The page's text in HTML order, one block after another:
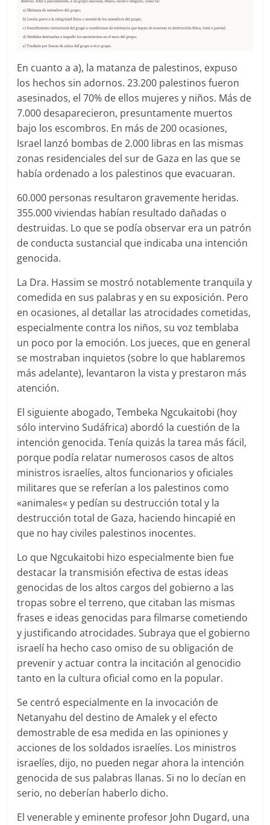
En cuanto a a), la matanza de palestinos, expuso
los hechos sin adornos. 23.200 palestinos fueron
asesinados, el 70% de ellos mujeres y niños. Más de
7.000 desaparecieron, presuntamente muertos
bajo los escombros. En más de 200 ocasiones,
Israel lanzó bombas de 2.000 libras en las mismas
zonas residenciales del sur de Gaza en las que se
había ordenado a los palestinos que evacuaran.
60.000 personas resultaron gravemente heridas.
355.000 viviendas habían resultado dañadas o
destruidas. Lo que se podía observar era un patrón
de conducta sustancial que indicaba una intención
genocida.
La Dra. Hassim se mostró notablemente tranquila y
comedida en sus palabras y en su exposición. Pero
en ocasiones, al detallar las atrocidades cometidas,
especialmente contra los niños, su voz temblaba
un poco por la emoción. Los jueces, que en general
se mostraban inquietos (sobre lo que hablaremos
más adelante), levantaron la vista y prestaron más
atención.
El siguiente abogado, Tembeka Ngcukaitobi (hoy
sólo intervino Sudáfrica) abordó la cuestión de la
intención genocida. Tenía quizás la tarea más fácil,
porque podía relatar numerosos casos de altos
ministros israelíes, altos funcionarios y oficiales
militares que se referían a los palestinos como
«animales« y pedían su destrucción total y la
destrucción total de Gaza, haciendo hincapié en
que no hay civiles palestinos inocentes.
Lo que Ngcukaitobi hizo especialmente bien fue
destacar la transmisión efectiva de estas ideas
genocidas de los altos cargos del gobierno a las
tropas sobre el terreno, que citaban las mismas
frases e ideas genocidas para filmarse cometiendo
y justificando atrocidades. Subraya que el gobierno
israelí ha hecho caso omiso de su obligación de
prevenir y actuar contra la incitación al genocidio
tanto en la cultura oficial como en la popular.
Se centró especialmente en la invocación de
Netanyahu del destino de Amalek y el efecto
demostrable de esa medida en las opiniones y
acciones de los soldados israelíes. Los ministros
israelíes, dijo, no pueden negar ahora la intención
genocida de sus palabras llanas. Si no lo decían en
serio, no deberían haberlo dicho.
El venerable y eminente profesor John Dugard, una